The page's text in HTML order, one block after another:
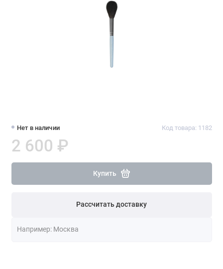
Нет в наличии Код товара: 1182
2 600 ₽
Купить
Рассчитать доставку